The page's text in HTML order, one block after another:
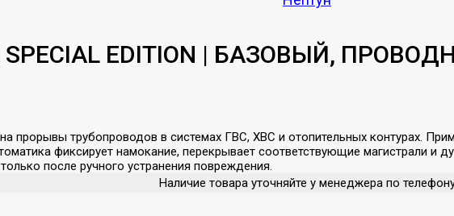
EDITION | БАЗОВЫЙ,
прорывы трубопроводов в системах ГВС, ХВС и отопительных контурах.
фиксирует намокание, перекрывает соответствующие магистрали и
после ручного устранения повреждения.
Наличие товара уточняйте у менеджера по